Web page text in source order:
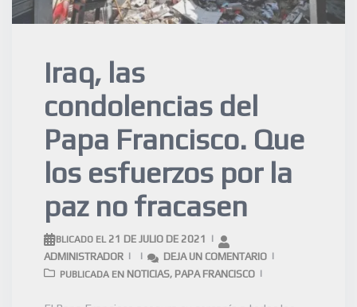
Iraq, las
condolencias del
Papa Francisco. Que
los esfuerzos por la
paz no fracasen
PUBLICADO EL 21 DE JULIO DE 2021
ADMINISTRADOR
DEJA UN COMENTARIO
PUBLICADA EN NOTICIAS, PAPA FRANCISCO